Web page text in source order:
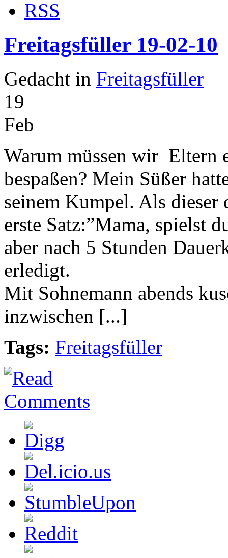
Freitagsfüller 19-02-10
Gedacht in Freitagsfüller
19
Feb
Warum müssen wir Eltern
bespaßen? Mein Süßer
seinem Kumpel. Als dieser
erste Satz:”Mama, spielst
aber nach 5 Stunden
erledigt.
Mit Sohnemann abends
inzwischen [...]
Tags: Freitagsfüller